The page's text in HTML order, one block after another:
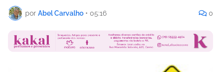
por Abel Carvalho • 05:16 0